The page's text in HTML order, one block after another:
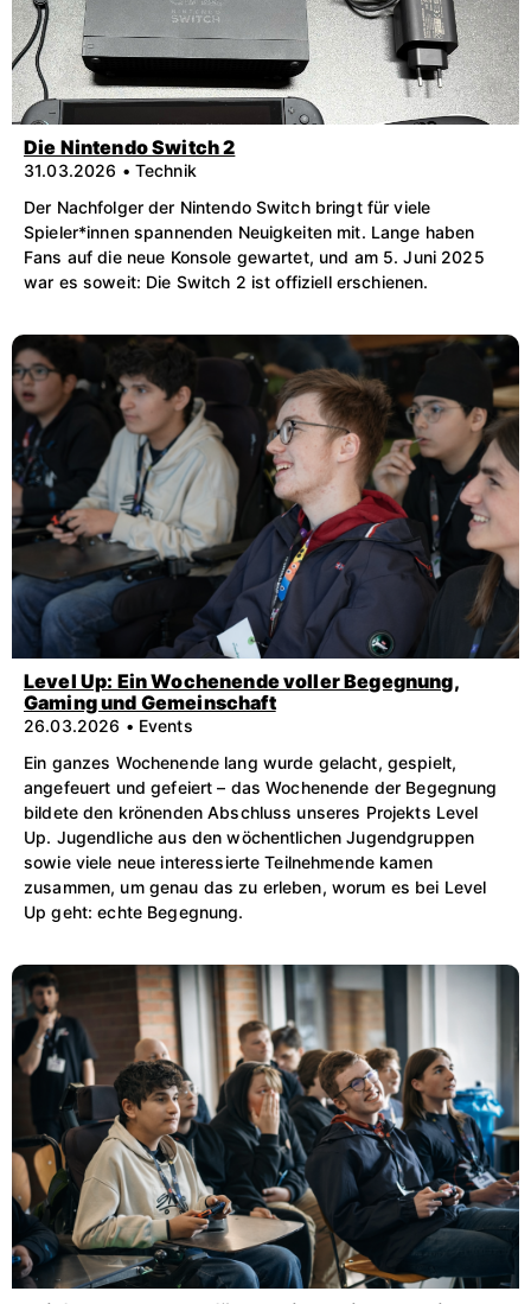
Die Nintendo Switch 2
31.03.2026 • Technik
Der Nachfolger der Nintendo Switch bringt für viele
Spieler*innen spannenden Neuigkeiten mit. Lange haben
Fans auf die neue Konsole gewartet, und am 5. Juni 2025
war es soweit: Die Switch 2 ist offiziell erschienen.
Level Up: Ein Wochenende voller Begegnung,
Gaming und Gemeinschaft
26.03.2026 • Events
Ein ganzes Wochenende lang wurde gelacht, gespielt,
angefeuert und gefeiert – das Wochenende der Begegnung
bildete den krönenden Abschluss unseres Projekts Level
Up. Jugendliche aus den wöchentlichen Jugendgruppen
sowie viele neue interessierte Teilnehmende kamen
zusammen, um genau das zu erleben, worum es bei Level
Up geht: echte Begegnung.